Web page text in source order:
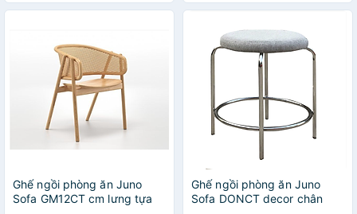
Ghế ngồi phòng ăn Juno
Sofa GM12CT cm lưng tựa
Ghế ngồi phòng ăn Juno
Sofa DONCT decor chân